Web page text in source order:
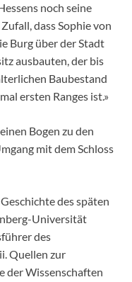
noch seine
dass Sophie von
Burg über der Stadt
ausbauten, der bis
Baubestand
ersten Ranges ist.»
Bogen zu den
mit dem Schloss
des späten
Universität
des
Quellen zur
der Wissenschaften